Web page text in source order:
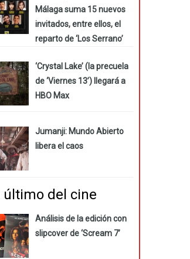
Málaga suma 15 nuevos
invitados, entre ellos, el
reparto de ‘Los Serrano’
‘Crystal Lake’ (la precuela
de ‘Viernes 13’) llegará a
HBO Max
Jumanji: Mundo Abierto
libera el caos
último del cine
Análisis de la edición con
slipcover de ‘Scream 7’